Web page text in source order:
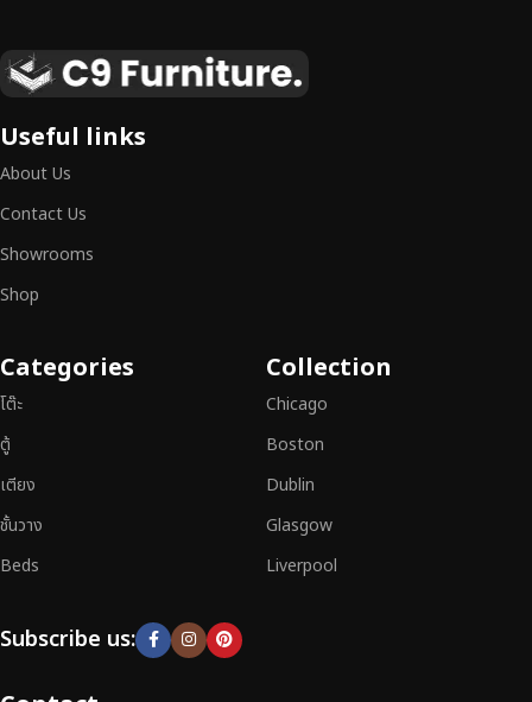
เหนือระดับ
เฟอร์นิเจอร์ไม้ไม่ใช่เพียงของตกแต่ง แต่เป็นงานศิลปะที่สะท้อนถึงรสนิยมและ
สามารถผสานความสวยงาม ความแข็งแรง และการใช้งานที่ตอบโจทย์ทุกความ
ต้องการได้อย่างลงตัว เฟอร์นิเจอร์ทุกชิ้นของเราผลิตจากวัสดุคุณภาพสูง ผ่าน
การตรวจสอบมาตรฐานอย่างเคร่งครัด
สิก และการใช้งานที่ยาวนาน
ประกันคุณภาพและการบริการที่ดีที่สุด
Useful links
About Us
Contact Us
Showrooms
Shop
Categories
โต๊ะ
ตู้
เตียง
ชั้นวาง
Beds
Collection
Chicago
Boston
Dublin
Glasgow
Liverpool
Subscribe us: